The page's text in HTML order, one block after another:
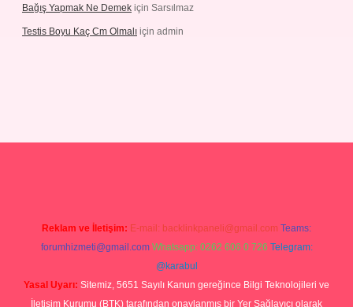
Bağış Yapmak Ne Demek için Sarsılmaz
Testis Boyu Kaç Cm Olmalı için admin
Reklam ve İletişim: E-mail: backlinkpaneli@gmail.com Teams:
forumhizmeti@gmail.com Whatsapp: 0262 606 0 726 Telegram:
@karabul
Yasal Uyarı: Sitemiz, 5651 Sayılı Kanun gereğince Bilgi Teknolojileri ve
İletişim Kurumu (BTK) tarafından onaylanmış bir Yer Sağlayıcı olarak